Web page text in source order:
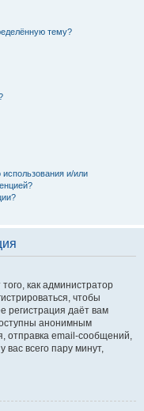
тему?
и/или
как администратор
чтобы
регистрация даёт вам
анонимным
отправка email-сообщений,
вас всего пару минут,